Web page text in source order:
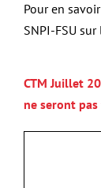
Pour en
SNPI-FSU
CTM Juillet
ne seront